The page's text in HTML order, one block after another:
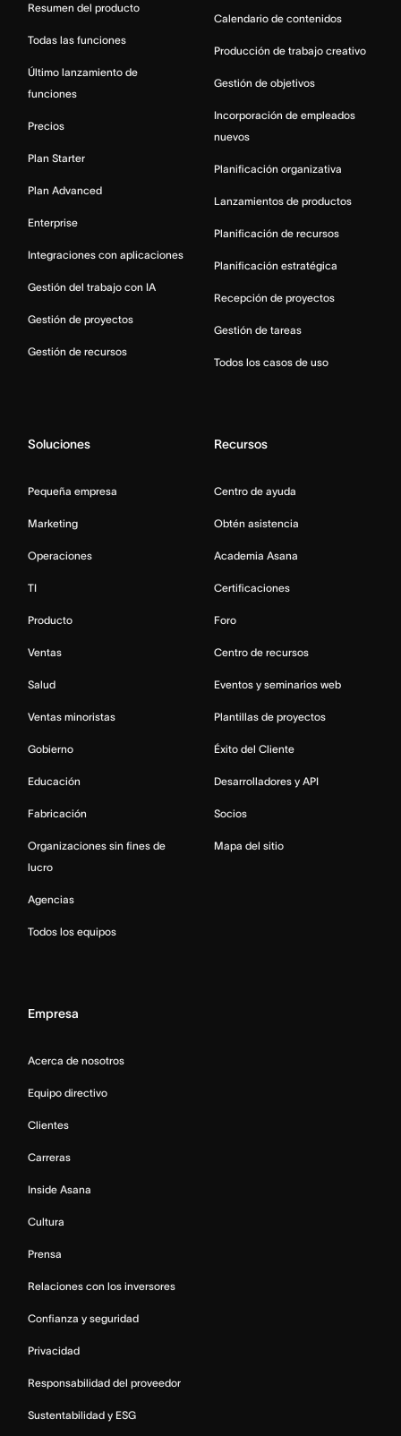
Resumen del producto
Todas las funciones
Último lanzamiento de
funciones
Precios
Plan Starter
Plan Advanced
Enterprise
Integraciones con aplicaciones
Gestión del trabajo con IA
Gestión de proyectos
Gestión de recursos
Calendario de contenidos
Producción de trabajo creativo
Gestión de objetivos
Incorporación de empleados
nuevos
Planificación organizativa
Lanzamientos de productos
Planificación de recursos
Planificación estratégica
Recepción de proyectos
Gestión de tareas
Todos los casos de uso
Soluciones
Pequeña empresa
Marketing
Operaciones
TI
Producto
Ventas
Salud
Ventas minoristas
Gobierno
Educación
Fabricación
Organizaciones sin fines de
lucro
Agencias
Todos los equipos
Recursos
Centro de ayuda
Obtén asistencia
Academia Asana
Certificaciones
Foro
Centro de recursos
Eventos y seminarios web
Plantillas de proyectos
Éxito del Cliente
Desarrolladores y API
Socios
Mapa del sitio
Empresa
Acerca de nosotros
Equipo directivo
Clientes
Carreras
Inside Asana
Cultura
Prensa
Relaciones con los inversores
Confianza y seguridad
Privacidad
Responsabilidad del proveedor
Sustentabilidad y ESG